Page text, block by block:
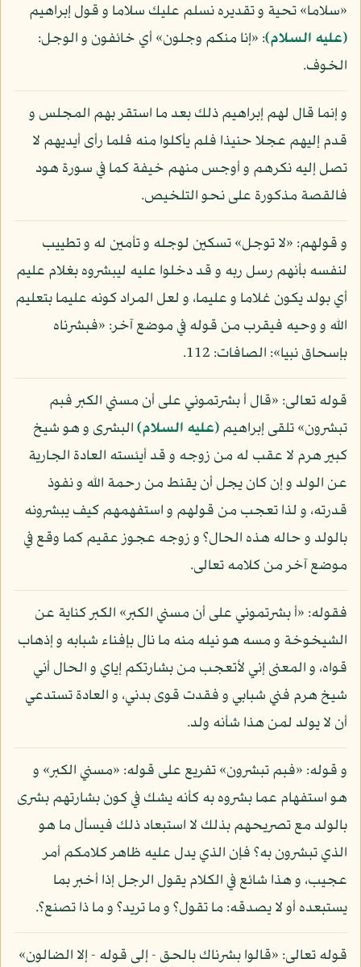
«سلاما» تحية و تقديره نسلم عليك سلاما و قول إبراهيم
(عليه السلام): «إنا منكم وجلون» أي خائفون و الوجل:
الخوف.
و إنما قال لهم إبراهيم ذلك بعد ما استقر بهم المجلس و
قدم إليهم عجلا حنيذا فلم يأكلوا منه فلما رأى أيديهم لا
تصل إليه نكرهم و أوجس منهم خيفة كما في سورة هود
فالقصة مذكورة على نحو التلخيص.
و قولهم: «لا توجل» تسكين لوجله و تأمين له و تطييب
لنفسه بأنهم رسل ربه و قد دخلوا عليه ليبشروه بغلام عليم
أي بولد يكون غلاما و عليما، و لعل المراد كونه عليما بتعليم
الله و وحيه فيقرب من قوله في موضع آخر: «فبشرناه
بإسحاق نبيا»: الصافات: 112.
قوله تعالى: «قال أ بشرتموني على أن مسني الكبر فبم
تبشرون» تلقى إبراهيم(عليه السلام)البشرى و هو شيخ
كبير هرم لا عقب له من زوجه و قد أيئسته العادة الجارية
عن الولد و إن كان يجل أن يقنط من رحمة الله و نفوذ
قدرته، و لذا تعجب من قولهم و استفهمهم كيف يبشرونه
بالولد و حاله هذه الحال؟ و زوجه عجوز عقيم كما وقع في
موضع آخر من كلامه تعالى.
فقوله: «أ بشرتموني على أن مسني الكبر» الكبر كناية عن
الشيخوخة و مسه هو نيله منه ما نال بإفناء شبابه و إذهاب
قواه، و المعنى إني لأتعجب من بشارتكم إياي و الحال أني
شيخ هرم فني شبابي و فقدت قوى بدني، و العادة تستدعي
أن لا يولد لمن هذا شأنه ولد.
و قوله: «فبم تبشرون» تفريع على قوله: «مسني الكبر» و
هو استفهام عما بشروه به كأنه يشك في كون بشارتهم بشرى
بالولد مع تصريحهم بذلك لا استبعاد ذلك فيسأل ما هو
الذي تبشرون به؟ فإن الذي يدل عليه ظاهر كلامكم أمر
عجيب، و هذا شائع في الكلام يقول الرجل إذا أخبر بما
يستبعده أو لا يصدقه: ما تقول؟ و ما تريد؟ و ما ذا تصنع؟.
قوله تعالى: «قالوا بشرناك بالحق - إلى قوله - إلا الضالون»